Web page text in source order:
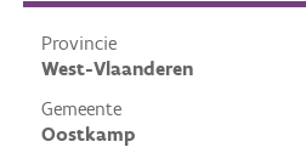
Provincie
West-Vlaanderen
Gemeente
Oostkamp